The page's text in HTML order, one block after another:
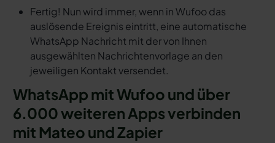
Fertig! Nun wird immer, wenn in Wufoo das
auslösende Ereignis eintritt, eine automatische
WhatsApp Nachricht mit der von Ihnen
ausgewählten Nachrichtenvorlage an den
jeweiligen Kontakt versendet.
WhatsApp mit Wufoo und über
6.000 weiteren Apps verbinden
mit Mateo und Zapier